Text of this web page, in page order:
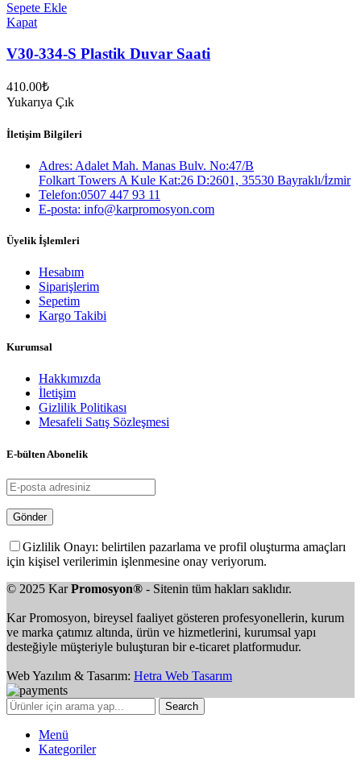
Sepete Ekle
Kapat
V30-334-S Plastik Duvar Saati
410.00₺
Yukarıya Çık
İletişim Bilgileri
Adres: Adalet Mah. Manas Bulv. No:47/B
Folkart Towers A Kule Kat:26 D:2601, 35530 Bayraklı/İzmir
Telefon:0507 447 93 11
E-posta: info@karpromosyon.com
Üyelik İşlemleri
Hesabım
Siparişlerim
Sepetim
Kargo Takibi
Kurumsal
Hakkımızda
İletişim
Gizlilik Politikası
Mesafeli Satış Sözleşmesi
E-bülten Abonelik
Gizlilik Onayı: belirtilen pazarlama ve profil oluşturma amaçları
için kişisel verilerimin işlenmesine onay veriyorum.
© 2025 KarPromosyon® - Sitenin tüm hakları saklıdır.
Kar Promosyon, bireysel faaliyet gösteren profesyonellerin, kurum
ve marka çatımız altında, ürün ve hizmetlerini, kurumsal yapı
desteğiyle müşteriyle buluşturan bir e-ticaret platformudur.
Web Yazılım & Tasarım: Hetra Web Tasarım
Search
Menü
Kategoriler